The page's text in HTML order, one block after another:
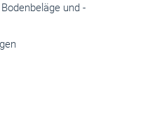
und -